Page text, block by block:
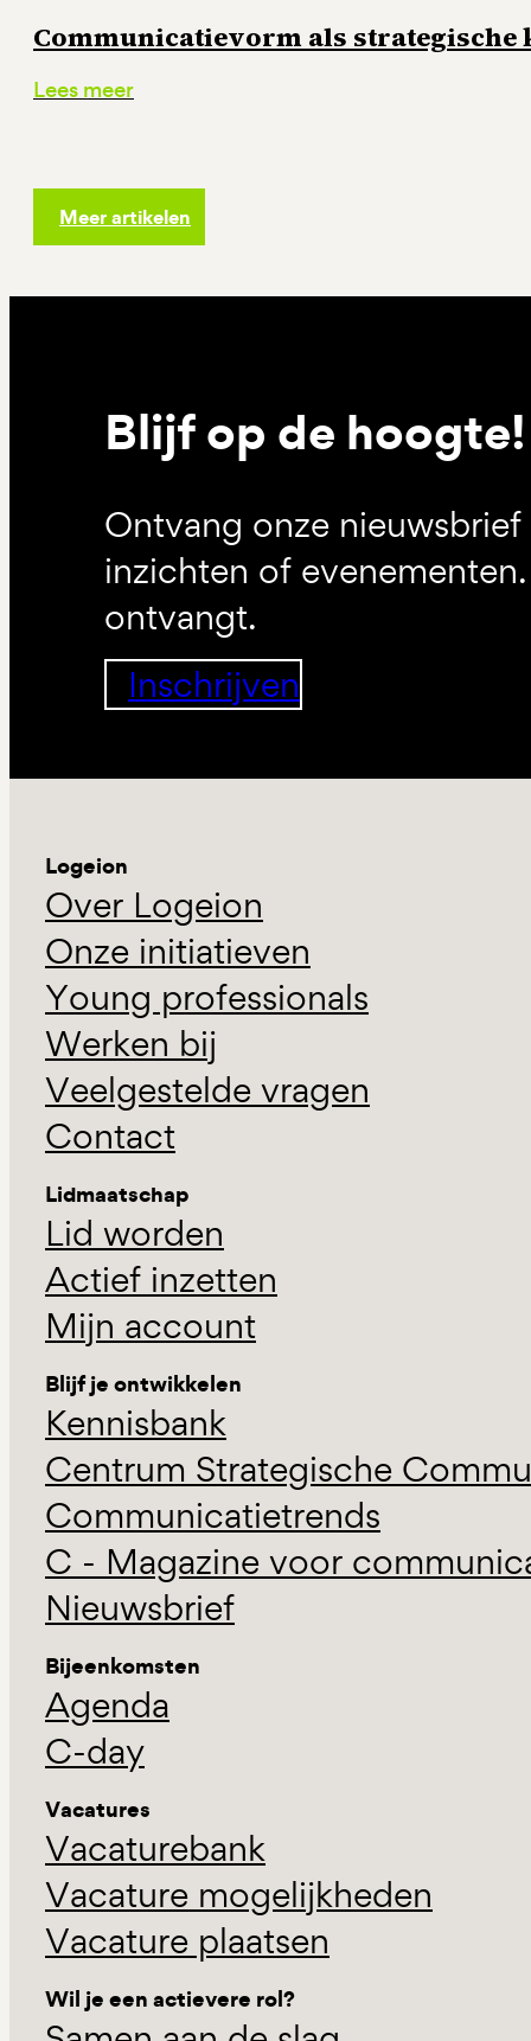
Communicatievorm als strategische
Lees meer
Meer artikelen
Blijf op de hoogte!
Ontvang onze
inzichten of
ontvangt.
Inschrijven
Logeion
Over Logeion
Onze initiatieven
Young professionals
Werken bij
Veelgestelde vragen
Contact
Lidmaatschap
Lid worden
Actief inzetten
Mijn account
Blijf je ontwikkelen
Kennisbank
Centrum Strategische
Communicatietrends
C - Magazine voor
Nieuwsbrief
Bijeenkomsten
Agenda
C-day
Vacatures
Vacaturebank
Vacature mogelijkheden
Vacature plaatsen
Wil je een actievere rol?